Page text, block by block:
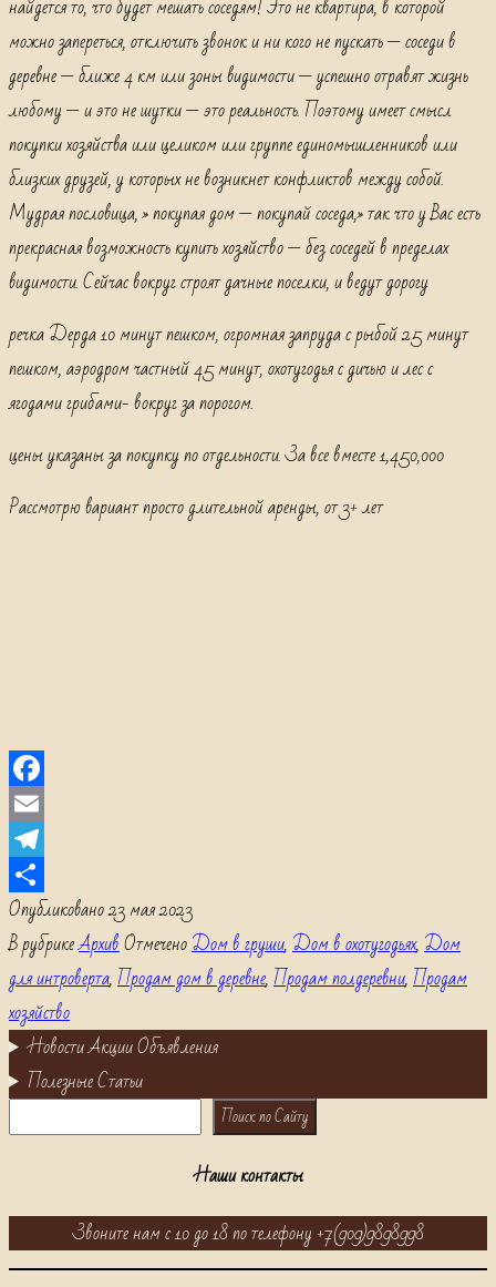
найдется то, что будет мешать соседям! Это не квартира, в которой
можно запереться, отключить звонок и ни кого не пускать — соседи в
деревне — ближе 4 км или зоны видимости — успешно отравят жизнь
любому — и это не шутки — это реальность. Поэтому имеет смысл
покупки хозяйства или целиком или группе единомышленников или
близких друзей, у которых не возникнет конфликтов между собой.
Мудрая пословица, » покупая дом — покупай соседа,» так что у Вас есть
прекрасная возможность купить хозяйство — без соседей в пределах
видимости. Сейчас вокруг строят дачные поселки, и ведут дорогу
речка Дерда 10 минут пешком, огромная запруда с рыбой 25 минут
пешком, аэродром частный 45 минут, охотугодья с дичью и лес с
ягодами грибами- вокруг за порогом.
цены указаны за покупку по отдельности. За все вместе 1,450,000
Рассмотрю вариант просто длительной аренды, от 3+ лет
Facebook
Email
Telegram
Отправить
Опубликовано23 мая 2023
В рубрикеАрхивОтмеченоДом в груши,Дом в охотугодьях,Дом
для интроверта,Продам дом в деревне,Продам полдеревни,Продам
хозяйство
Новости Акции Объявления
Полезные Статьи
Поиск по Сайту
Наши контакты
Звоните нам с 10 до 18 по телефону +7(909)9898998